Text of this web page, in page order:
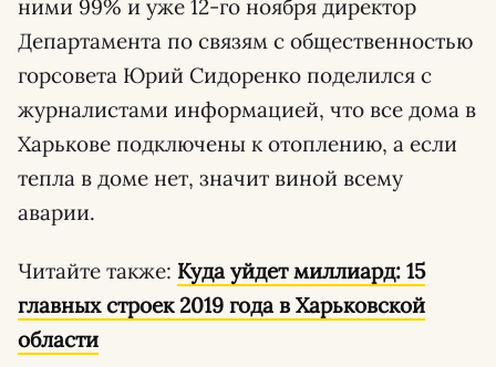
ними 99% и уже 12-го ноября директор
Департамента по связям с общественностью
горсовета Юрий Сидоренко поделился с
журналистами информацией, что все дома в
Харькове подключены к отоплению, а если
тепла в доме нет, значит виной всему
аварии.
Читайте также: Куда уйдет миллиард: 15
главных строек 2019 года в Харьковской
области